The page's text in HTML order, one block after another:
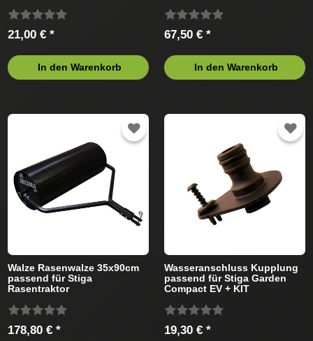
21,00 € *
In den Warenkorb
67,50 € *
In den Warenkorb
Walze Rasenwalze 35x90cm
passend für Stiga
Rasentraktor
178,80 € *
Wasseranschluss Kupplung
passend für Stiga Garden
Compact EV + KIT
19,30 € *